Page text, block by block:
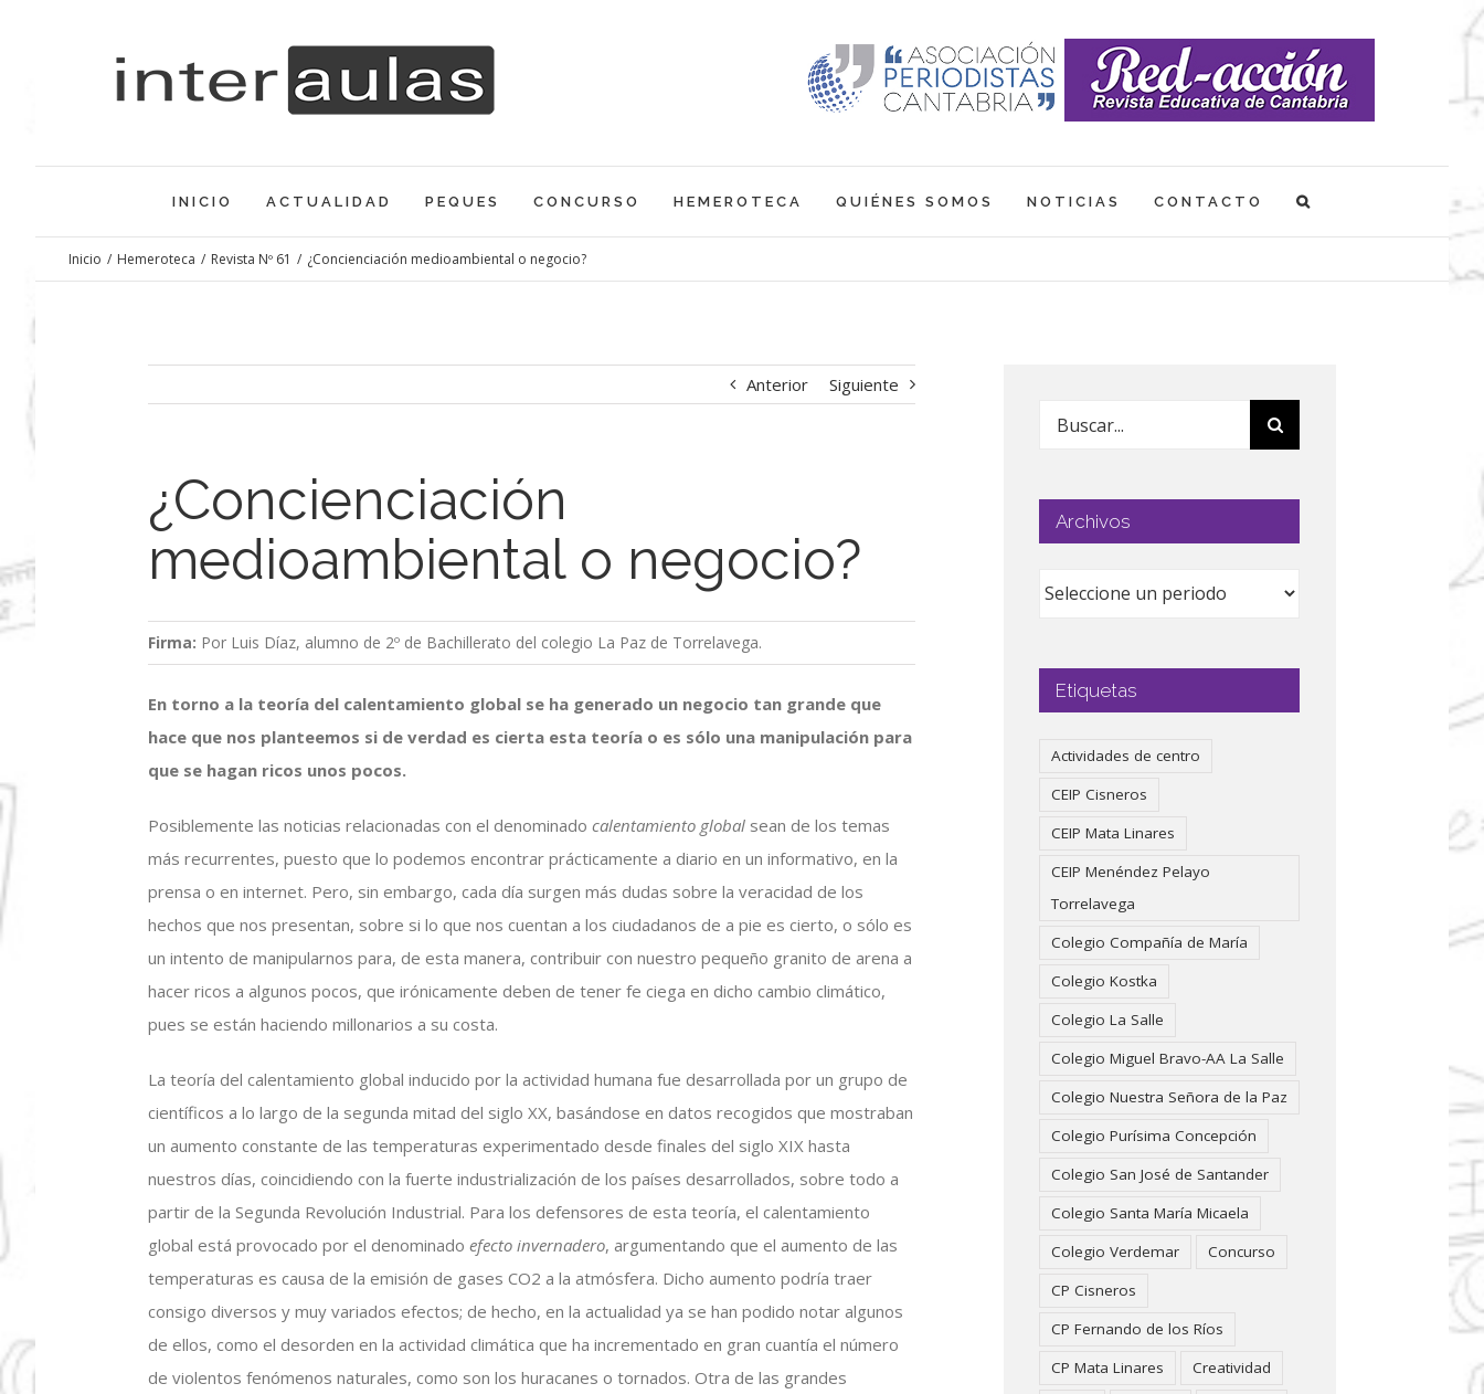
INICIO ACTUALIDAD PEQUES CONCURSO HEMEROTECA QUIÉNES SOMOS NOTICIAS CONTACTO
Inicio / Hemeroteca / Revista Nº 61 / ¿Concienciación medioambiental o negocio?
Anterior Siguiente
¿Concienciación
medioambiental o negocio?
Firma: Por Luis Díaz, alumno de 2º de Bachillerato del colegio La Paz de Torrelavega.
En torno a la teoría del calentamiento global se ha generado un negocio tan grande que
hace que nos planteemos si de verdad es cierta esta teoría o es sólo una manipulación para
que se hagan ricos unos pocos.
Posiblemente las noticias relacionadas con el denominadocalentamiento global sean de los temas
más recurrentes, puesto que lo podemos encontrar prácticamente a diario en un informativo, en la
prensa o en internet. Pero, sin embargo, cada día surgen más dudas sobre la veracidad de los
hechos que nos presentan, sobre si lo que nos cuentan a los ciudadanos de a pie es cierto, o sólo es
un intento de manipularnos para, de esta manera, contribuir con nuestro pequeño granito de arena a
hacer ricos a algunos pocos, que irónicamente deben de tener fe ciega en dicho cambio climático,
pues se están haciendo millonarios a su costa.
La teoría del calentamiento global inducido por la actividad humana fue desarrollada por un grupo de
científicos a lo largo de la segunda mitad del siglo XX, basándose en datos recogidos que mostraban
un aumento constante de las temperaturas experimentado desde finales del siglo XIX hasta
nuestros días, coincidiendo con la fuerte industrialización de los países desarrollados, sobre todo a
partir de la Segunda Revolución Industrial. Para los defensores de esta teoría, el calentamiento
global está provocado por el denominadoefecto invernadero, argumentando que el aumento de las
temperaturas es causa de la emisión de gases CO2 a la atmósfera. Dicho aumento podría traer
consigo diversos y muy variados efectos; de hecho, en la actualidad ya se han podido notar algunos
de ellos, como el desorden en la actividad climática que ha incrementado en gran cuantía el número
de violentos fenómenos naturales, como son los huracanes o tornados. Otra de las grandes
Buscar:
Archivos
Etiquetas
Actividades de centro
CEIP Cisneros
CEIP Mata Linares
CEIP Menéndez Pelayo
Torrelavega
Colegio Compañía de María
Colegio Kostka
Colegio La Salle
Colegio Miguel Bravo-AA La Salle
Colegio Nuestra Señora de la Paz
Colegio Purísima Concepción
Colegio San José de Santander
Colegio Santa María Micaela
Colegio Verdemar
Concurso
CP Cisneros
CP Fernando de los Ríos
CP Mata Linares
Creatividad